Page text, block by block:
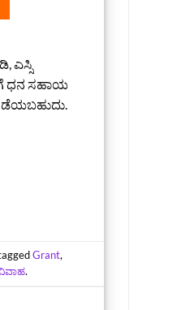
ಎಸ್ಸಿ
ಧನ ಸಹಾಯ
Grant,
.